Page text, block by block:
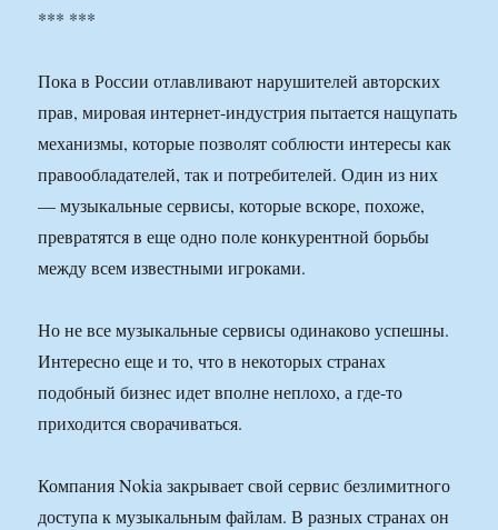
*** ***
Пока в России отлавливают нарушителей авторских
прав, мировая интернет-индустрия пытается нащупать
механизмы, которые позволят соблюсти интересы как
правообладателей, так и потребителей. Один из них
— музыкальные сервисы, которые вскоре, похоже,
превратятся в еще одно поле конкурентной борьбы
между всем известными игроками.
Но не все музыкальные сервисы одинаково успешны.
Интересно еще и то, что в некоторых странах
подобный бизнес идет вполне неплохо, а где-то
приходится сворачиваться.
Компания Nokia закрывает свой сервис безлимитного
доступа к музыкальным файлам. В разных странах он